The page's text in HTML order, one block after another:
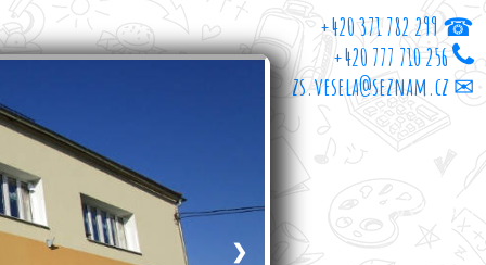
+420 371 782 299 ☎
+420 777 710 256
zs.vesela@seznam.cz ✉
❯